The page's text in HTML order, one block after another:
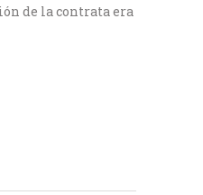
de la contrata era